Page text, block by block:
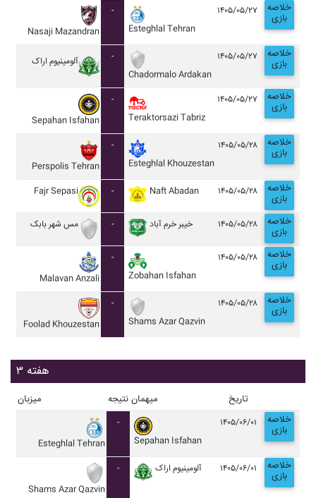
Nasaji Mazandran
-
Esteghlal Tehran
۱۴۰۵/۰۵/۲۷ خلاصه
بازی
آلومينيوم اراک
-
Chadormalo Ardakan
۱۴۰۵/۰۵/۲۷ خلاصه
بازی
Sepahan Isfahan
-
Teraktorsazi Tabriz
۱۴۰۵/۰۵/۲۷ خلاصه
بازی
Perspolis Tehran
-
Esteghlal Khouzestan
۱۴۰۵/۰۵/۲۸ خلاصه
بازی
Fajr Sepasi - Naft Abadan ۱۴۰۵/۰۵/۲۸ خلاصه
بازی
مس شهر بابک - خيبر خرم آباد ۱۴۰۵/۰۵/۲۸ خلاصه
بازی
Malavan Anzali
-
Zobahan Isfahan
۱۴۰۵/۰۵/۲۸ خلاصه
بازی
Foolad Khouzestan
-
Shams Azar Qazvin
۱۴۰۵/۰۵/۲۸ خلاصه
بازی
هفته ۳
میزبان نتیجه میهمان تاریخ
Esteghlal Tehran
-
Sepahan Isfahan
۱۴۰۵/۰۶/۰۱ خلاصه
بازی
Shams Azar Qazvin
- آلومينيوم اراک ۱۴۰۵/۰۶/۰۱ خلاصه
بازی